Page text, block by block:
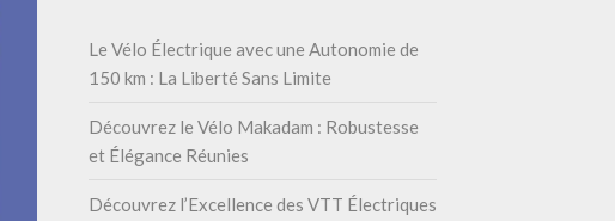
Le Vélo Électrique avec une Autonomie de
150 km : La Liberté Sans Limite
Découvrez le Vélo Makadam : Robustesse
et Élégance Réunies
Découvrez l’Excellence des VTT Électriques